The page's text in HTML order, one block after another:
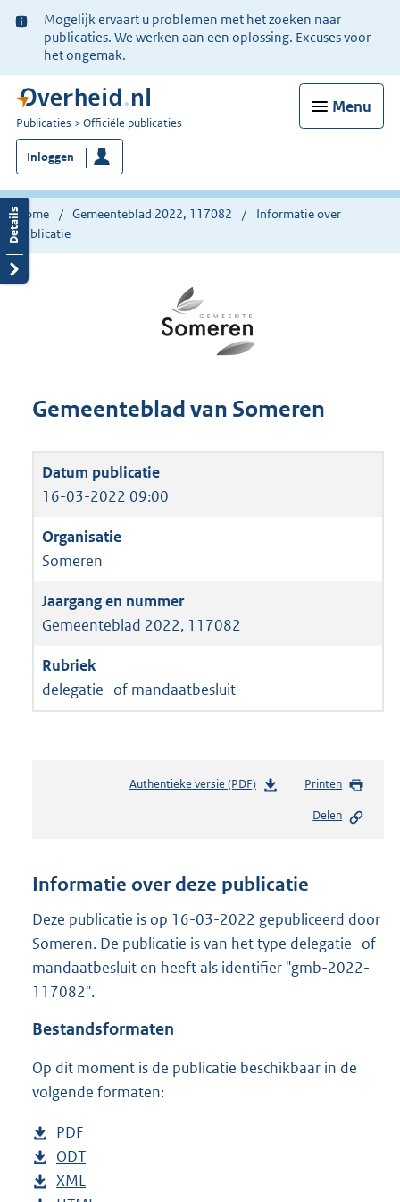
Ter
informatie:
Mogelijk ervaart u problemen met het zoeken naar
publicaties. We werken aan een oplossing. Excuses voor
het ongemak.
Menu
U
bent
nu
hier:
Publicaties Officiële publicaties
Inloggen
Home Gemeenteblad 2022, 117082
Informatie over
publicatie
Gemeenteblad van Someren
16-03-2022 09:00
Someren
Gemeenteblad 2022, 117082
delegatie- of mandaatbesluit
Authentieke versie (PDF)b
n
s
r
o
:
Printen
Delen
Informatie over deze publicatie
Deze publicatie is op 16-03-2022 gepubliceerd door
Someren. De publicatie is van het type delegatie- of
mandaatbesluit en heeft als identifier "gmb-2022-
117082".
Bestandsformaten
Op dit moment is de publicatie beschikbaar in de
volgende formaten:
D
o
w
PDF
e
s
D
o
ODT
D
XML